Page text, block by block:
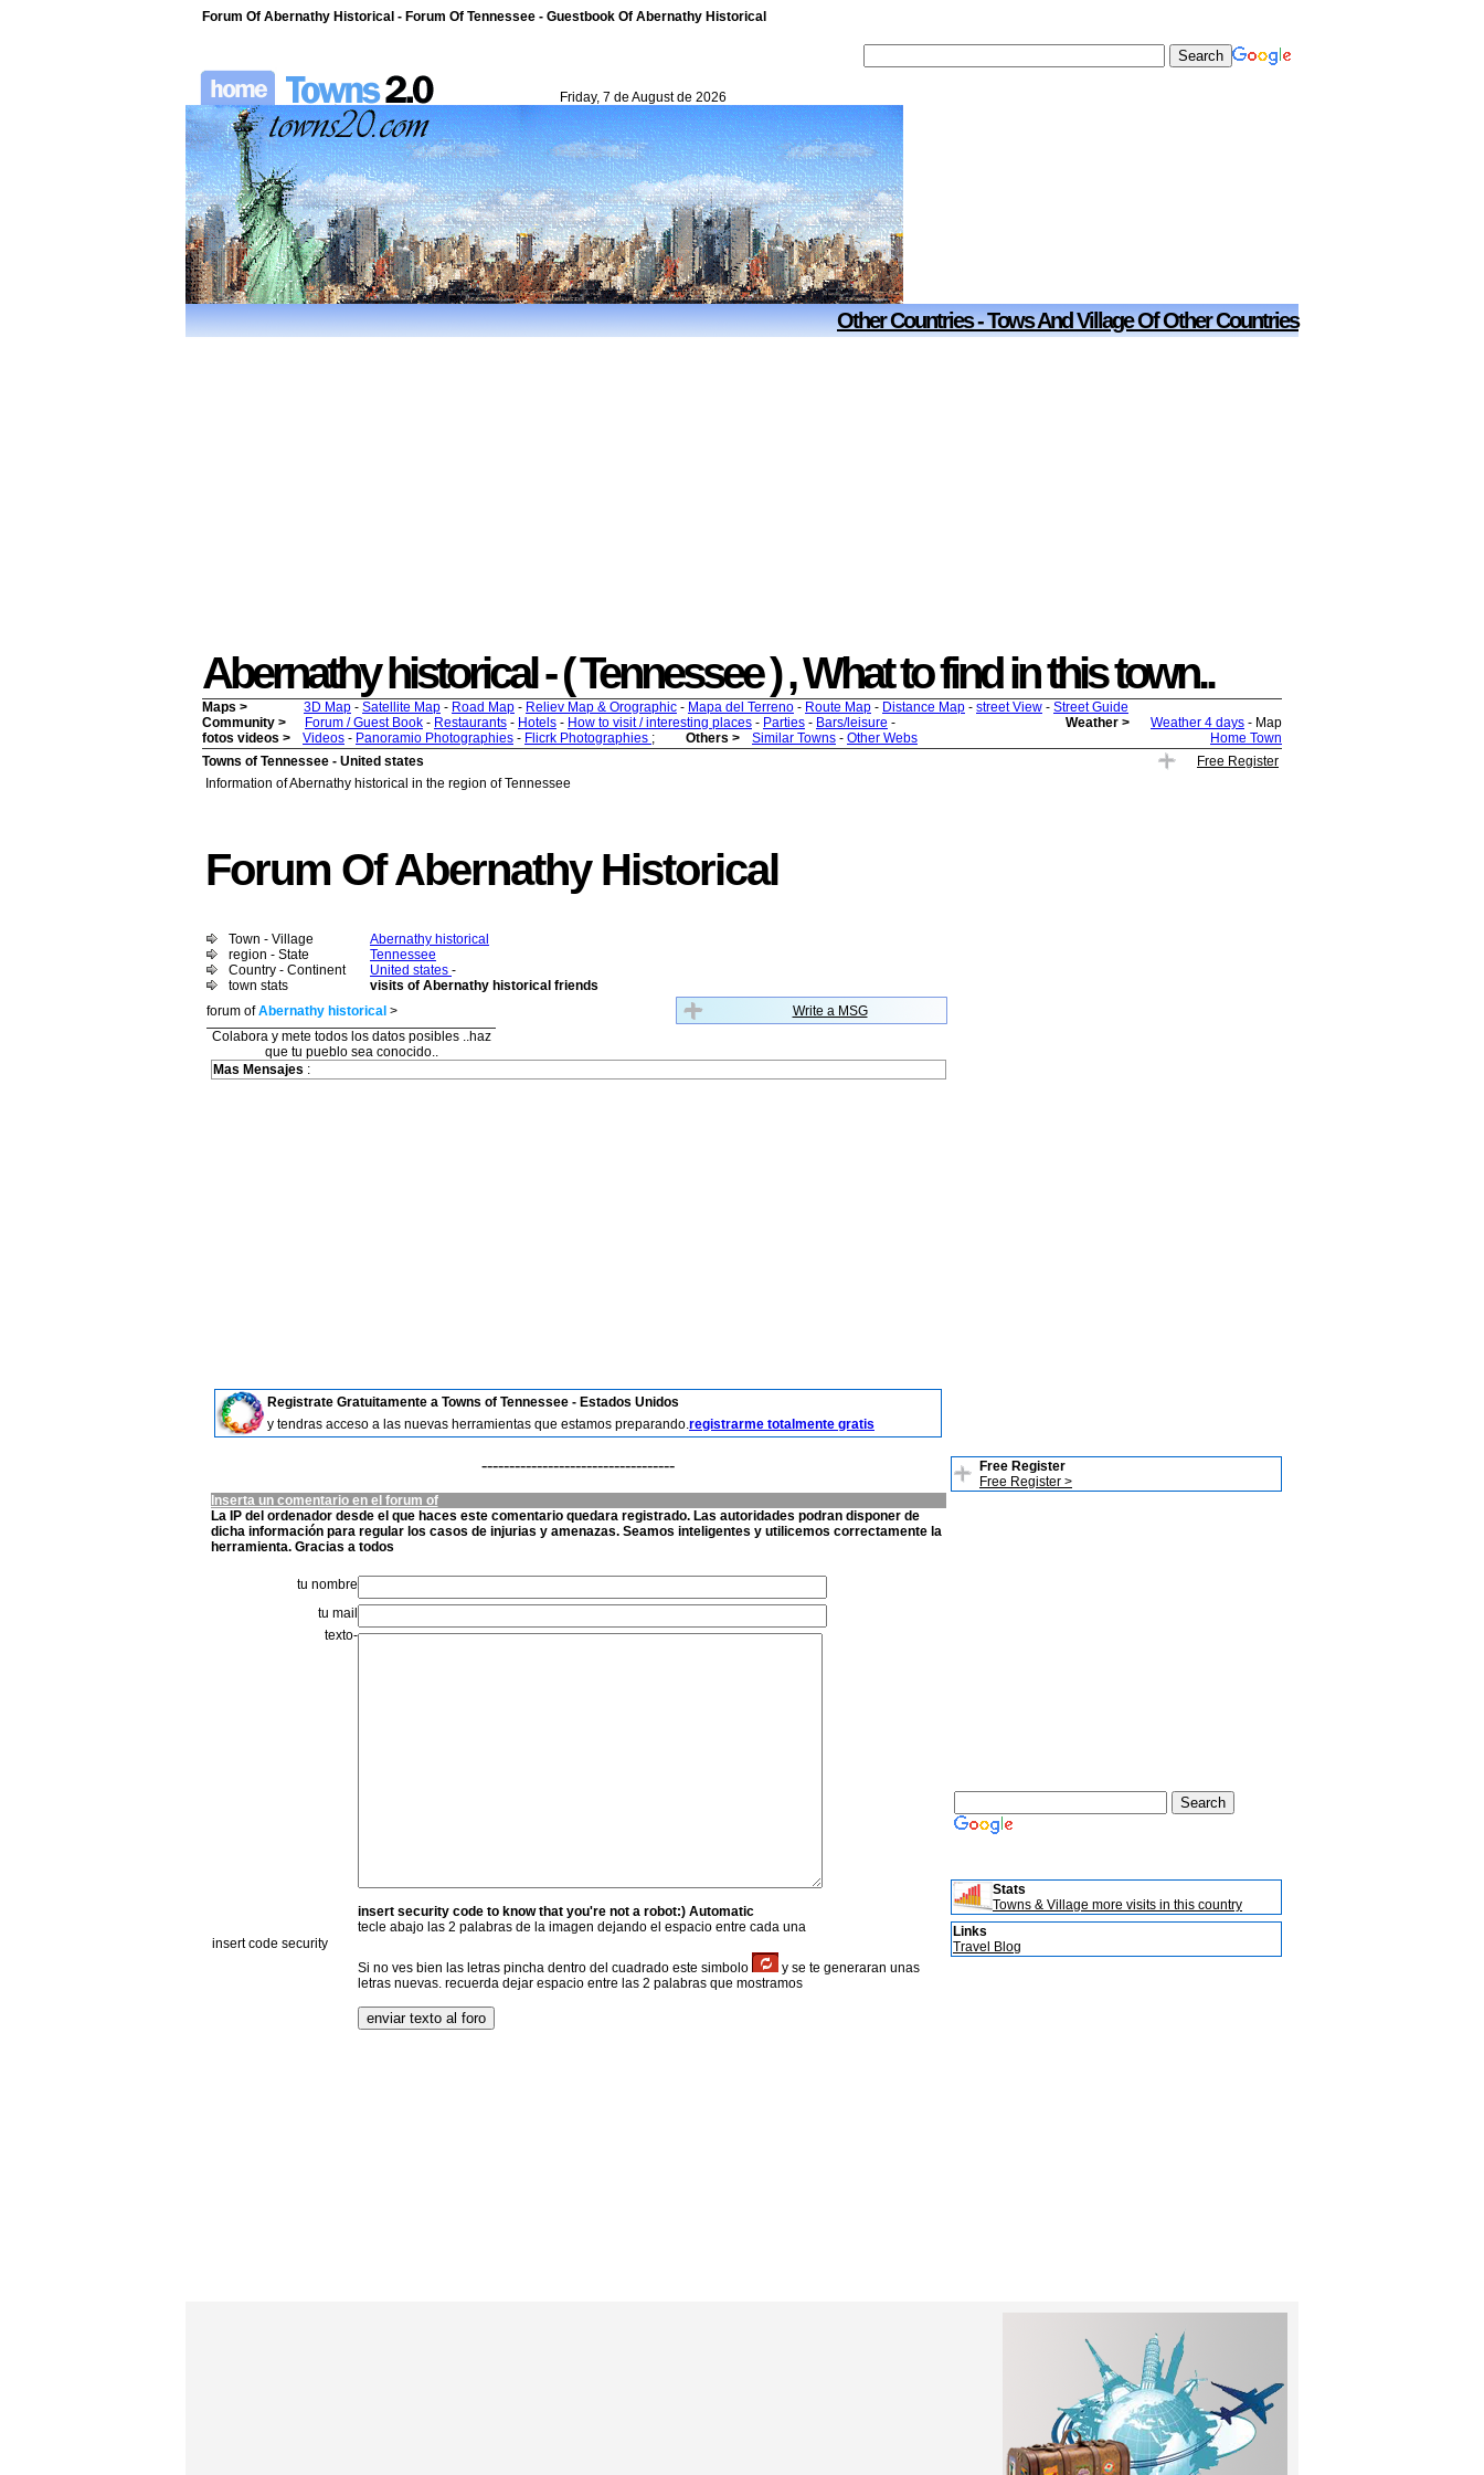
Forum Of Abernathy Historical - Forum Of Tennessee - Guestbook Of Abernathy Historical
Friday, 7 de August de 2026
Other Countries - Tows And Village Of Other Countries
Abernathy historical - ( Tennessee ) , What to find in this town..
Maps > 3D Map - Satellite Map - Road Map - Reliev Map & Orographic - Mapa del Terreno - Route Map - Distance Map - street View - Street Guide
Community >
Forum / Guest Book - Restaurants - Hotels - How to visit / interesting places - Parties - Bars/leisure - Weather > Weather 4 days - Map
fotos videos >
Videos - Panoramio Photographies - Flicrk Photographies ; Others > Similar Towns - Other Webs
Home Town
Towns of Tennessee - United states
Free Register
Information of Abernathy historical in the region of Tennessee
Forum Of Abernathy Historical
Town - Village
Abernathy historical
region - State
Tennessee
Country - Continent
United states -
town stats
visits of Abernathy historical friends
forum ofAbernathy historical >
Write a MSG
Colabora y mete todos los datos posibles ..haz
que tu pueblo sea conocido..
Mas Mensajes :
Registrate Gratuitamente a Towns of Tennessee - Estados Unidos
y tendras acceso a las nuevas herramientas que estamos preparando.registrarme totalmente gratis
-----------------------------------
Inserta un comentario en el forum of
La IP del ordenador desde el que haces este comentario quedara registrado. Las autoridades podran disponer de
dicha información para regular los casos de injurias y amenazas. Seamos inteligentes y utilicemos correctamente la
herramienta. Gracias a todos
tu nombre
tu mail
texto-
insert security code to know that you're not a robot:) Automatic
tecle abajo las 2 palabras de la imagen dejando el espacio entre cada una
insert code security
Si no ves bien las letras pincha dentro del cuadrado este simbolo
y se te generaran unas
letras nuevas. recuerda dejar espacio entre las 2 palabras que mostramos
Free Register
Free Register >
Stats
Towns & Village more visits in this country
Links
Travel Blog